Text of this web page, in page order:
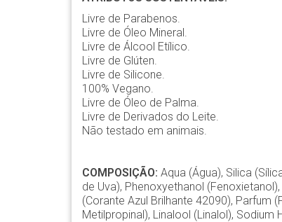
Livre de Parabenos.
Livre de Óleo Mineral.
Livre de Álcool Etílico.
Livre de Glúten.
Livre de Silicone.
100% Vegano.
Livre de Óleo de Palma.
Livre de Derivados do Leite.
Não testado em animais.
COMPOSIÇÃO: Aqua (Água), Silica
de Uva), Phenoxyethanol
(Corante Azul Brilhante 42090), Parfum
Metilpropinal), Linalool (Linalol),